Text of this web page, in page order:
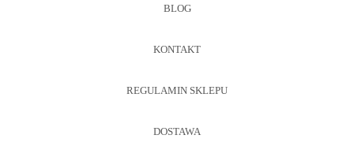
BLOG
KONTAKT
REGULAMIN SKLEPU
DOSTAWA